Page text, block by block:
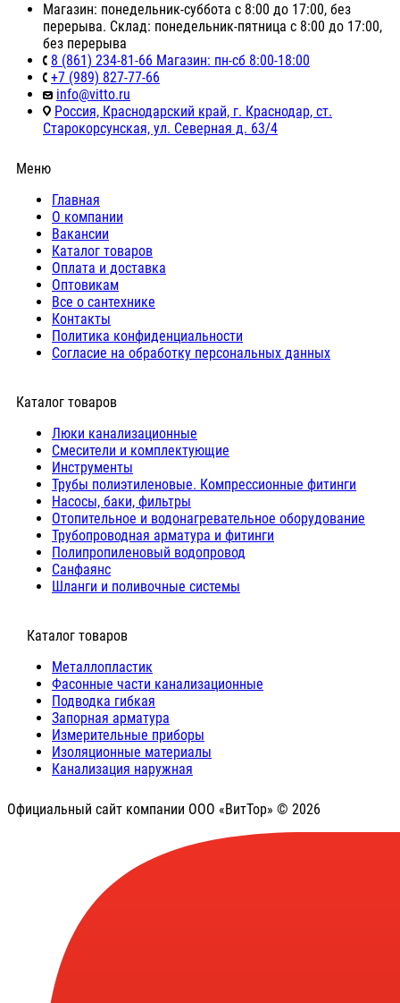
Магазин: понедельник-суббота с 8:00 до 17:00, без
перерыва. Склад: понедельник-пятница с 8:00 до 17:00,
без перерыва
8 (861) 234-81-66 Магазин: пн-сб 8:00-18:00
+7 (989) 827-77-66
info@vitto.ru
Россия, Краснодарский край, г. Краснодар, ст.
Старокорсунская, ул. Северная д. 63/4
Меню
Главная
О компании
Вакансии
Каталог товаров
Оплата и доставка
Оптовикам
Все о сантехнике
Контакты
Политика конфиденциальности
Согласие на обработку персональных данных
Каталог товаров
Люки канализационные
Cмесители и комплектующие
Инструменты
Трубы полиэтиленовые. Компрессионные фитинги
Насосы, баки, фильтры
Отопительное и водонагревательное оборудование
Трубопроводная арматура и фитинги
Полипропиленовый водопровод
Санфаянс
Шланги и поливочные системы
⠀Каталог товаров
Металлопластик
Фасонные части канализационные
Подводка гибкая
Запорная арматура
Измерительные приборы
Изоляционные материалы
Канализация наружная
Официальный сайт компании ООО «ВитТор» © 2026